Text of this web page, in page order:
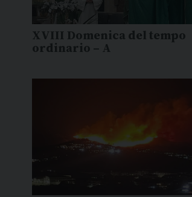
XVIII Domenica del tempo
ordinario – A